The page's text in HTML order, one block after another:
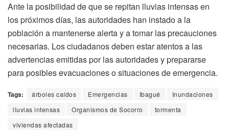
Ante la posibilidad de que se repitan lluvias intensas en
los próximos días, las autoridades han instado a la
población a mantenerse alerta y a tomar las precauciones
necesarias. Los ciudadanos deben estar atentos a las
advertencias emitidas por las autoridades y prepararse
para posibles evacuaciones o situaciones de emergencia.
Tags: árboles caídos Emergencias Ibagué
Inundaciones
lluvias intensas
Organismos de Socorro
tormenta
viviendas afectadas